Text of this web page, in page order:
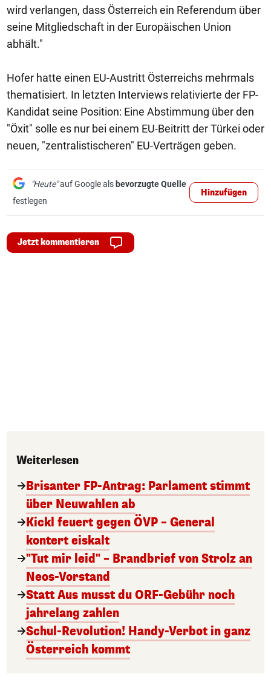
wird verlangen, dass Österreich ein Referendum über
seine Mitgliedschaft in der Europäischen Union
abhält."
Hofer hatte einen EU-Austritt Österreichs mehrmals
thematisiert. In letzten Interviews relativierte der FP-
Kandidat seine Position: Eine Abstimmung über den
"Öxit" solle es nur bei einem EU-Beitritt der Türkei oder
neuen, "zentralistischeren" EU-Verträgen geben.
"Heute"auf Google als bevorzugte Quelle
festlegen
Hinzufügen
Jetzt kommentieren
Weiterlesen
Brisanter FP-Antrag: Parlament stimmt
über Neuwahlen ab
Kickl feuert gegen ÖVP – General
kontert eiskalt
"Tut mir leid" – Brandbrief von Strolz an
Neos-Vorstand
Statt Aus musst du ORF-Gebühr noch
jahrelang zahlen
Schul-Revolution! Handy-Verbot in ganz
Österreich kommt